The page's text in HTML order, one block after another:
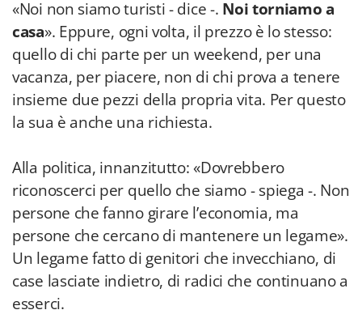
«Noi non siamo turisti - dice -. Noi torniamo a
casa». Eppure, ogni volta, il prezzo è lo stesso:
quello di chi parte per un weekend, per una
vacanza, per piacere, non di chi prova a tenere
insieme due pezzi della propria vita. Per questo
la sua è anche una richiesta.
Alla politica, innanzitutto: «Dovrebbero
riconoscerci per quello che siamo - spiega -. Non
persone che fanno girare l’economia, ma
persone che cercano di mantenere un legame».
Un legame fatto di genitori che invecchiano, di
case lasciate indietro, di radici che continuano a
esserci.